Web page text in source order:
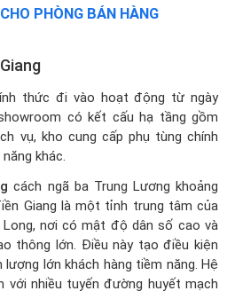
PHÒNG BÁN HÀNG
thức đi vào hoạt động từ ngày
có kết cấu hạ tầng gồm
vụ, kho cung cấp phụ tùng chính
khác.
cách ngã ba Trung Lương khoảng
Giang là một tỉnh trung tâm của
nơi có mật độ dân số cao và
thông lớn. Điều này tạo điều kiện
lớn khách hàng tiềm năng. Hệ
với nhiều tuyến đường huyết mạch